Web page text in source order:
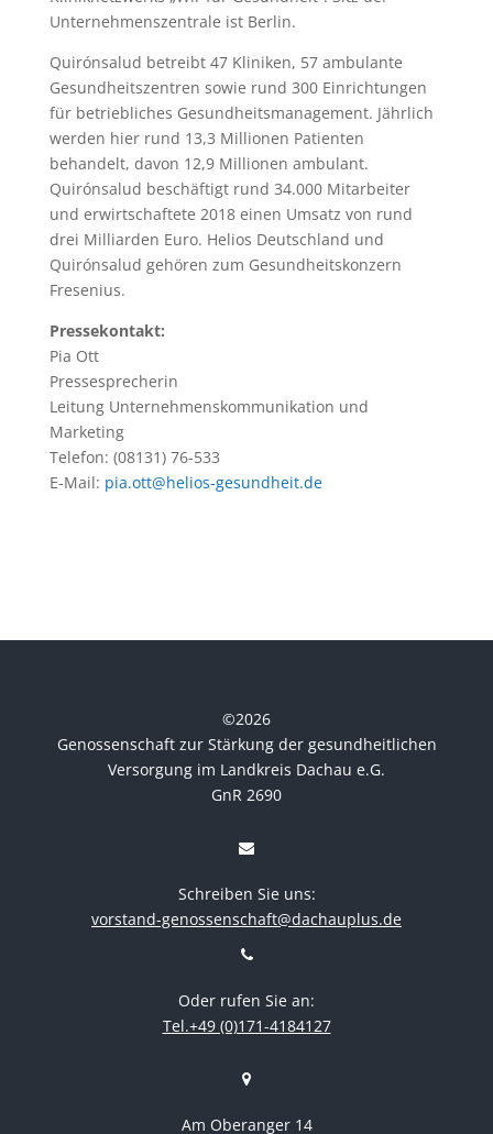
Unternehmenszentrale ist Berlin.
Quirónsalud betreibt 47 Kliniken, 57 ambulante
Gesundheitszentren sowie rund 300 Einrichtungen
für betriebliches Gesundheitsmanagement. Jährlich
werden hier rund 13,3 Millionen Patienten
behandelt, davon 12,9 Millionen ambulant.
Quirónsalud beschäftigt rund 34.000 Mitarbeiter
und erwirtschaftete 2018 einen Umsatz von rund
drei Milliarden Euro. Helios Deutschland und
Quirónsalud gehören zum Gesundheitskonzern
Fresenius.
Pressekontakt:
Pia Ott
Pressesprecherin
Leitung Unternehmenskommunikation und
Marketing
Telefon: (08131) 76-533
E-Mail: pia.ott@helios-gesundheit.de
©2026
Genossenschaft zur Stärkung der gesundheitlichen
Versorgung im Landkreis Dachau e.G.
GnR 2690
Schreiben Sie uns:
vorstand-genossenschaft@dachauplus.de
Oder rufen Sie an:
Tel.+49 (0)171-4184127
Am Oberanger 14